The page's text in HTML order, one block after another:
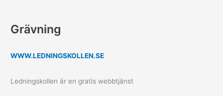
Grävning
WWW.LEDNINGSKOLLEN.SE
Ledningskollen är en gratis webbtjänst